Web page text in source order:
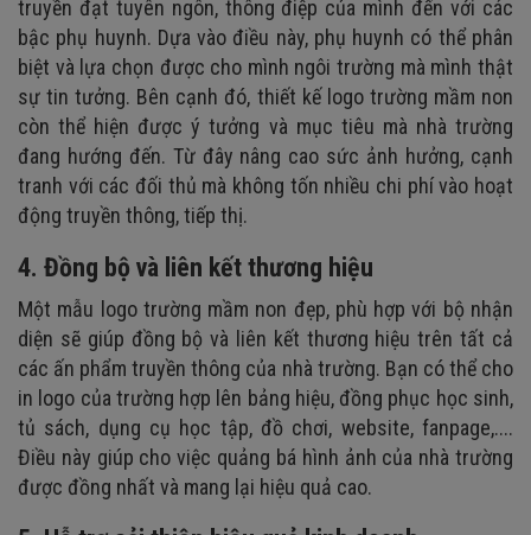
truyền đạt tuyên ngôn, thông điệp của mình đến với các
bậc phụ huynh. Dựa vào điều này, phụ huynh có thể phân
biệt và lựa chọn được cho mình ngôi trường mà mình thật
sự tin tưởng. Bên cạnh đó, thiết kế logo trường mầm non
còn thể hiện được ý tưởng và mục tiêu mà nhà trường
đang hướng đến. Từ đây nâng cao sức ảnh hưởng, cạnh
tranh với các đối thủ mà không tốn nhiều chi phí vào hoạt
động truyền thông, tiếp thị.
4. Đồng bộ và liên kết thương hiệu
Một mẫu logo trường mầm non đẹp, phù hợp với bộ nhận
diện sẽ giúp đồng bộ và liên kết thương hiệu trên tất cả
các ấn phẩm truyền thông của nhà trường. Bạn có thể cho
in logo của trường hợp lên bảng hiệu, đồng phục học sinh,
tủ sách, dụng cụ học tập, đồ chơi, website, fanpage,....
Điều này giúp cho việc quảng bá hình ảnh của nhà trường
được đồng nhất và mang lại hiệu quả cao.